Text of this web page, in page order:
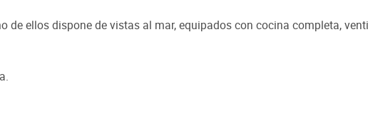
de ellos dispone de vistas al mar, equipados con cocina completa,